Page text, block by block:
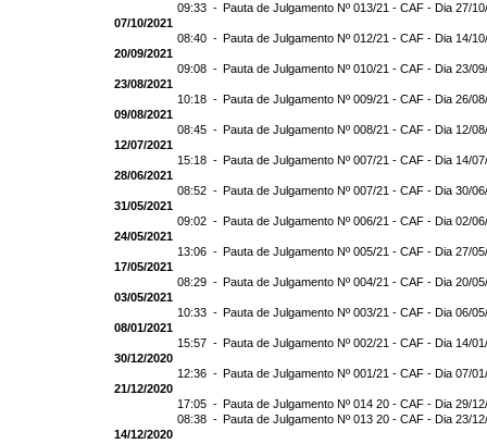
09:33 - Pauta de Julgamento Nº 013/21 - CAF - Dia 27/
07/10/2021
08:40 - Pauta de Julgamento Nº 012/21 - CAF - Dia 14/
20/09/2021
09:08 - Pauta de Julgamento Nº 010/21 - CAF - Dia 23/
23/08/2021
10:18 - Pauta de Julgamento Nº 009/21 - CAF - Dia 26/
09/08/2021
08:45 - Pauta de Julgamento Nº 008/21 - CAF - Dia 12/
12/07/2021
15:18 - Pauta de Julgamento Nº 007/21 - CAF - Dia 14/
28/06/2021
08:52 - Pauta de Julgamento Nº 007/21 - CAF - Dia 30/
31/05/2021
09:02 - Pauta de Julgamento Nº 006/21 - CAF - Dia 02/
24/05/2021
13:06 - Pauta de Julgamento Nº 005/21 - CAF - Dia 27/
17/05/2021
08:29 - Pauta de Julgamento Nº 004/21 - CAF - Dia 20/
03/05/2021
10:33 - Pauta de Julgamento Nº 003/21 - CAF - Dia 06/
08/01/2021
15:57 - Pauta de Julgamento Nº 002/21 - CAF - Dia 14/
30/12/2020
12:36 - Pauta de Julgamento Nº 001/21 - CAF - Dia 07/
21/12/2020
17:05 - Pauta de Julgamento Nº 014 20 - CAF - Dia 29/
08:38 - Pauta de Julgamento Nº 013 20 - CAF - Dia 23/
14/12/2020